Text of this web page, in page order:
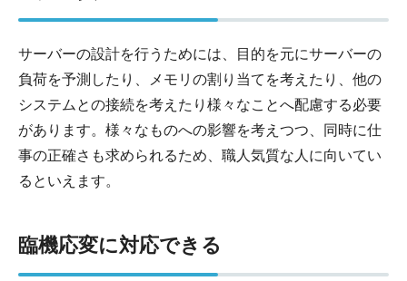
サーバーの設計を行うためには、目的を元にサーバーの
負荷を予測したり、メモリの割り当てを考えたり、他の
システムとの接続を考えたり様々なことへ配慮する必要
があります。様々なものへの影響を考えつつ、同時に仕
事の正確さも求められるため、職人気質な人に向いてい
るといえます。
臨機応変に対応できる